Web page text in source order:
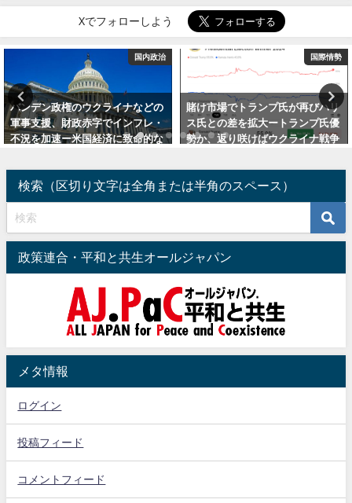
Xでフォローしよう
政権のウクライナなどの
、財政赤字でインフレ・
速ー米国経済に致命的な
月24日
賭け市場でトランプ氏が再びハリ
ス氏との差を拡大ートランプ氏優
勢か、返り咲けばウクライナ戦争
日本
ない
ない
検索（区切り文字は全角または半角のスペース）
政策連合・平和と共生オールジャパン
メタ情報
ログイン
投稿フィード
コメントフィード